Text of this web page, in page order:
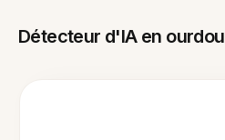
Détecteur d'IA en ourdou